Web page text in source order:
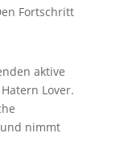
Fortschritt
aktive
Lover.
nimmt